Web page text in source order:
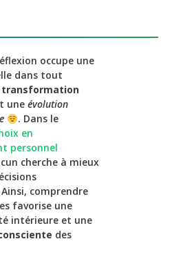
occupe une
dans tout
transformation
une évolution
. Dans le
en
personnel
cherche à mieux
comprendre
favorise une
intérieure et une
des